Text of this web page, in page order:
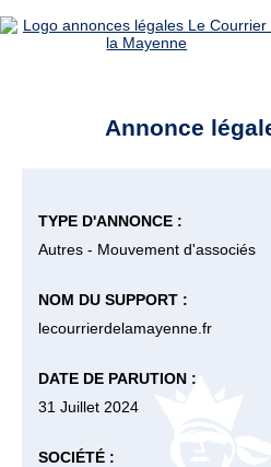
Annonce
TYPE D'ANNONCE :
Autres - Mouvement d'associés
NOM DU SUPPORT :
lecourrierdelamayenne.fr
DATE DE PARUTION :
31 Juillet 2024
SOCIÉTÉ :